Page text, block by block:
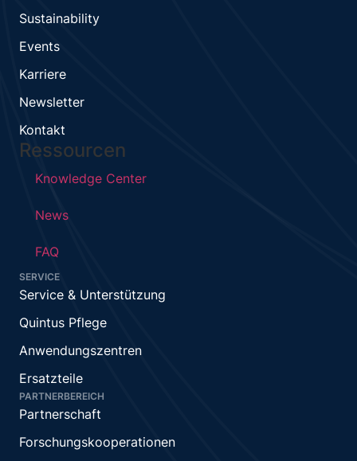
Sustainability
Events
Karriere
Newsletter
Kontakt
Ressourcen
Knowledge Center
News
FAQ
SERVICE
Service & Unterstützung
Quintus Pflege
Anwendungszentren
Ersatzteile
PARTNERBEREICH
Partnerschaft
Forschungskooperationen